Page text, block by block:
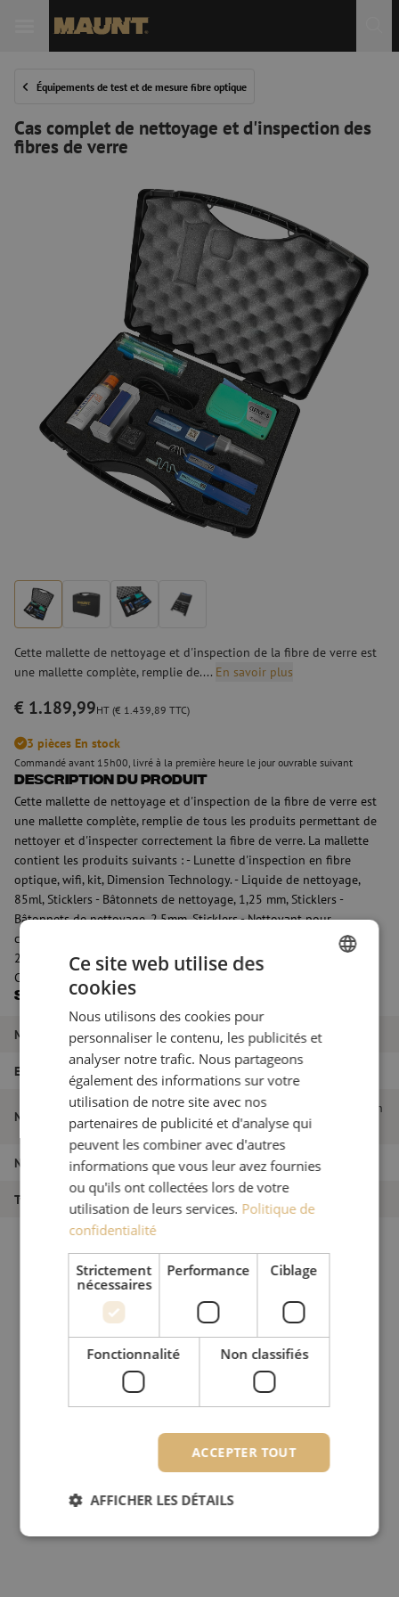
Équipements de test et de mesure fibre optique
Cas complet de nettoyage et d'inspection des
fibres de verre
Cette mallette de nettoyage et d'inspection de la fibre de verre est
une mallette complète, remplie de.... En savoir plus
€ 1.189,99HT (€ 1.439,89 TTC)
3 pièces En stock
Commandé avant 15h00, livré à la première heure le jour ouvrable suivant
Description du produit
Cette mallette de nettoyage et d'inspection de la fibre de verre est
une mallette complète, remplie de tous les produits permettant de
nettoyer et d'inspecter correctement la fibre de verre. La mallette
contient les produits suivants : - Lunette d'inspection en fibre
optique, wifi, kit, Dimension Technology. - Liquide de nettoyage,
85ml, Sticklers - Bâtonnets de nettoyage, 1,25 mm, Sticklers -
Bâtonnets de nettoyage, 2.5mm, Sticklers - Nettoyant pour
connecteurs, IBC, 1.25mm, LC - Nettoyant pour connecteurs, IBC,
2.50mm, SC, FC, ST - Nettoyeur de connecteurs, Cletop-S Reel
Cleaner, SC, LC, FC, ST, MPO/MTP (femelle)
Spécifications
Marque Maunt
EAN 9506593398414
Nom de l'article
Cas complet de nettoyage et d'inspection
des fibres de verre
Numéro d'article M00000833
Type de produit
Ce site web utilise des
cookies
Nous utilisons des cookies pour
personnaliser le contenu, les publicités et
analyser notre trafic. Nous partageons
également des informations sur votre
utilisation de notre site avec nos
partenaires de publicité et d'analyse qui
peuvent les combiner avec d'autres
informations que vous leur avez fournies
ou qu'ils ont collectées lors de votre
utilisation de leurs services. Politique de
confidentialité
Strictement
nécessaires
Performance Ciblage
Fonctionnalité Non classifiés
ACCEPTER TOUT
AFFICHER LES DÉTAILS